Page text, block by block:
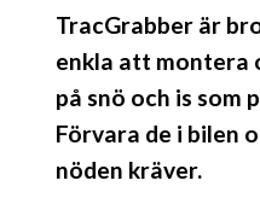
TracGrabber är
enkla att montera
på snö och is som
Förvara de i bilen
nöden kräver.